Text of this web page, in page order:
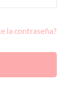
la contraseña?